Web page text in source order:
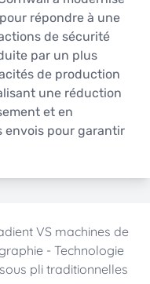
répondre à une
de sécurité
par un plus
de production
une réduction
et en
envois pour garantir